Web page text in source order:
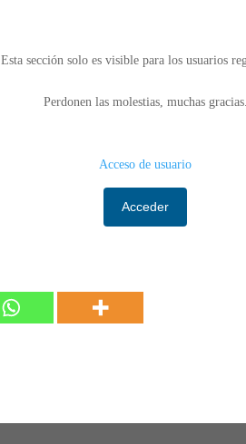
Esta sección solo es visible para los usuarios
Perdonen las molestias, muchas gracias.
Acceso de usuario
Acceder